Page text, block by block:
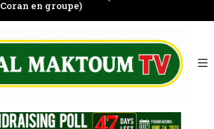
Coran en groupe)
الشّيخ